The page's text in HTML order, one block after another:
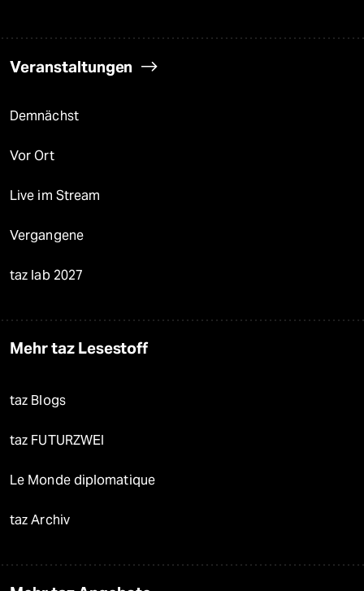
Veranstaltungen
Demnächst
Vor Ort
Live im Stream
Vergangene
taz lab 2027
Mehr taz Lesestoff
taz Blogs
taz FUTURZWEI
Le Monde diplomatique
taz Archiv